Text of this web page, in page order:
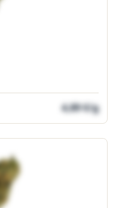
4,89 €/g